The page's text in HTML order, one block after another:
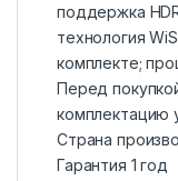
поддержка
технология
комплекте;
Перед
комплектацию
Страна
Гарантия 1 год